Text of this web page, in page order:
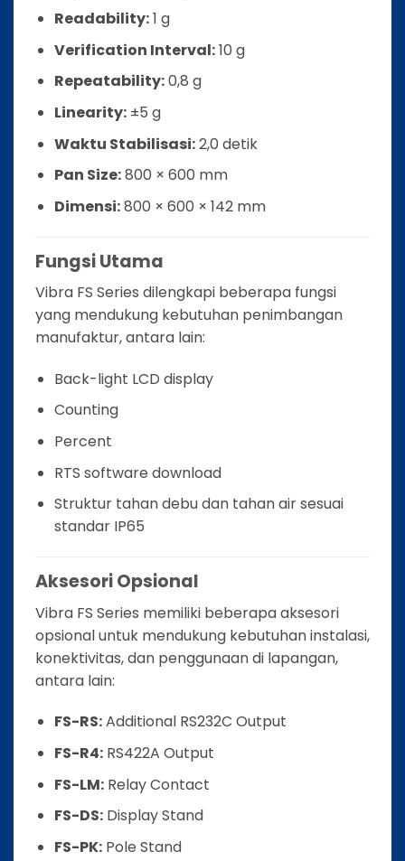
Readability:1 g
Verification Interval:10 g
Repeatability:0,8 g
Linearity:±5 g
Waktu Stabilisasi:2,0 detik
Pan Size:800 × 600 mm
Dimensi:800 × 600 × 142 mm
Fungsi Utama
Vibra FS Series dilengkapi beberapa fungsi
yang mendukung kebutuhan penimbangan
manufaktur, antara lain:
Back-light LCD display
Counting
Percent
RTS software download
Struktur tahan debu dan tahan air sesuai
standar IP65
Aksesori Opsional
Vibra FS Series memiliki beberapa aksesori
opsional untuk mendukung kebutuhan instalasi,
konektivitas, dan penggunaan di lapangan,
antara lain:
FS-RS:Additional RS232C Output
FS-R4:RS422A Output
FS-LM:Relay Contact
FS-DS:Display Stand
FS-PK:Pole Stand